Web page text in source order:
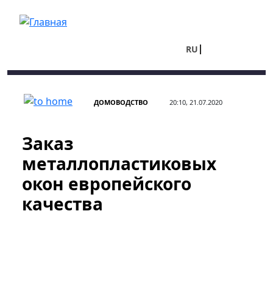
RU
ДОМОВОДСТВО 20:10, 21.07.2020
Заказ
металлопластиковых
окон европейского
качества